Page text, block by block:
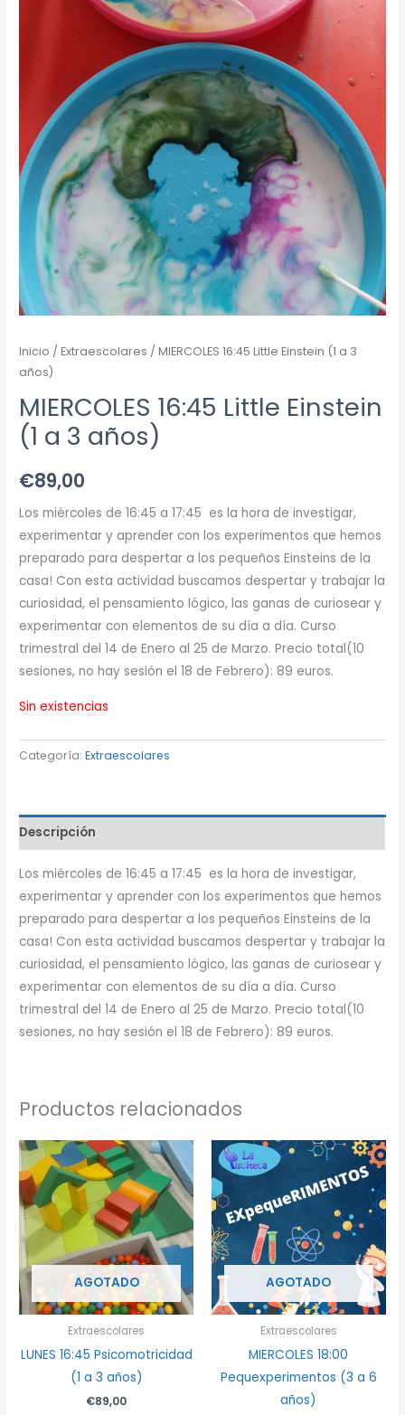
Inicio /Extraescolares / MIERCOLES 16:45 Little Einstein (1 a 3
años)
MIERCOLES 16:45 Little Einstein
(1 a 3 años)
€89,00
Los miércoles de 16:45 a 17:45 es la hora de investigar,
experimentar y aprender con los experimentos que hemos
preparado para despertar a los pequeños Einsteins de la
casa! Con esta actividad buscamos despertar y trabajar la
curiosidad, el pensamiento lógico, las ganas de curiosear y
experimentar con elementos de su día a día. Curso
trimestral del 14 de Enero al 25 de Marzo. Precio total(10
sesiones, no hay sesión el 18 de Febrero): 89 euros.
Sin existencias
Categoría:Extraescolares
Descripción
Los miércoles de 16:45 a 17:45 es la hora de investigar,
experimentar y aprender con los experimentos que hemos
preparado para despertar a los pequeños Einsteins de la
casa! Con esta actividad buscamos despertar y trabajar la
curiosidad, el pensamiento lógico, las ganas de curiosear y
experimentar con elementos de su día a día. Curso
trimestral del 14 de Enero al 25 de Marzo. Precio total(10
sesiones, no hay sesión el 18 de Febrero): 89 euros.
Productos relacionados
AGOTADO
Extraescolares
LUNES 16:45 Psicomotricidad
(1 a 3 años)
€89,00
AGOTADO
Extraescolares
MIERCOLES 18:00
Pequexperimentos (3 a 6
años)